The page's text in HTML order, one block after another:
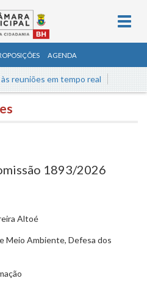
AGENDA
reuniões em tempo real
1893/2026
Altoé
Meio Ambiente, Defesa dos